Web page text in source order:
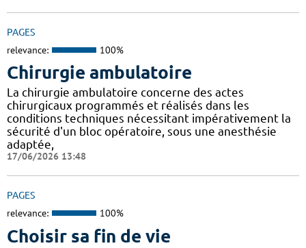
PAGES
relevance: 100%
Chirurgie ambulatoire
La chirurgie ambulatoire concerne des actes
chirurgicaux programmés et réalisés dans les
conditions techniques nécessitant impérativement la
sécurité d'un bloc opératoire, sous une anesthésie
adaptée,
17/06/2026 13:48
PAGES
relevance: 100%
Choisir sa fin de vie